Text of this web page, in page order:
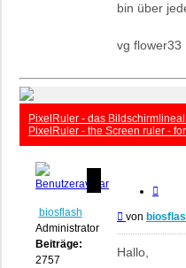
bin über
vg flower33
PixelRuler - das
PixelRuler - the Screen ruler -
biosflash
Administrator
Beiträge:
2757
Beitrag
von
Hallo,